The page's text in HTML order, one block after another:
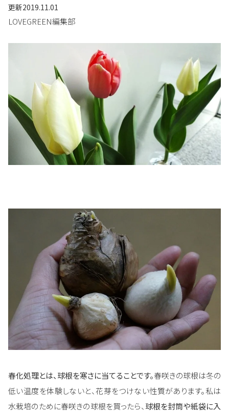
更新2019.11.01
LOVEGREEN編集部
春化処理とは、球根を寒さに当てることです。春咲きの球根は冬の
低い温度を体験しないと、花芽をつけない性質があります。私は
水栽培のために春咲きの球根を買ったら、 球根を封筒や紙袋に入